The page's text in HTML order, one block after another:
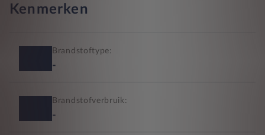
Kenmerken
Brandstoftype:
-
Brandstofverbruik:
-